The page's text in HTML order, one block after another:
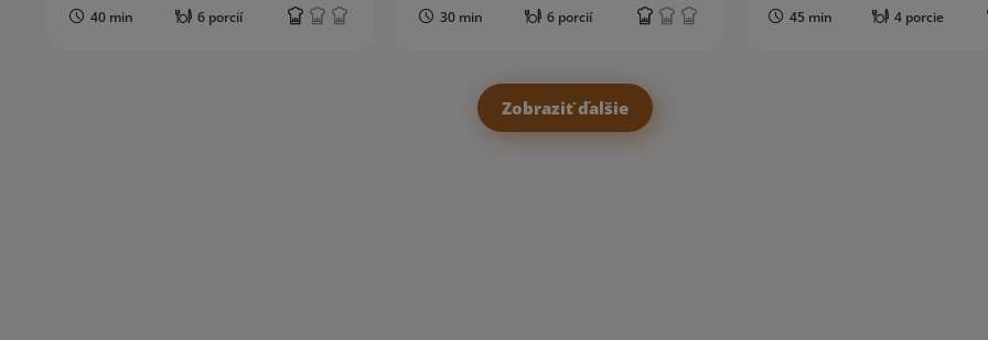
40 min 6 porcií 30 min 6 porcií 45 min 4 porcie
Zobraziť ďalšie